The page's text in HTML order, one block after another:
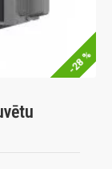
-28 %